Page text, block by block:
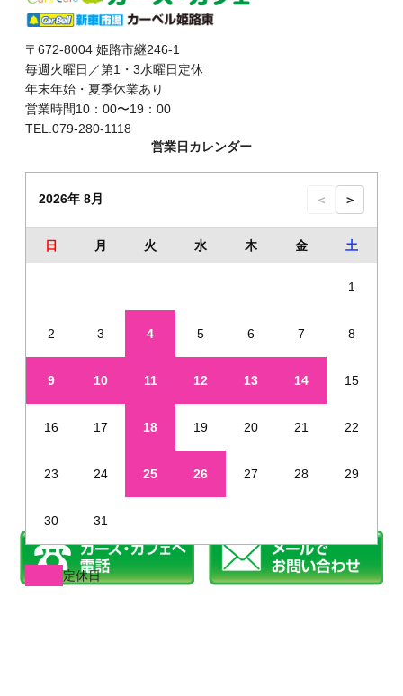
〒672-8004 姫路市継246-1
毎週火曜日／第1・3水曜日定休
年末年始・夏季休業あり
営業時間10：00〜19：00
TEL.079-280-1118
営業日カレンダー
2026年 8月 ＜ ＞
日 月 火 水 木 金 土
1
2 3 4 5 6 7 8
9 10 11 12 13 14 15
16 17 18 19 20 21 22
23 24 25 26 27 28 29
30 31
定休日